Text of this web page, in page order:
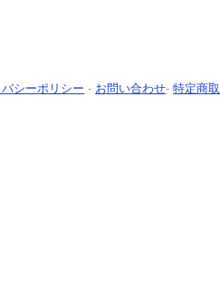
シーポリシー - お問い合わせ- 特定商